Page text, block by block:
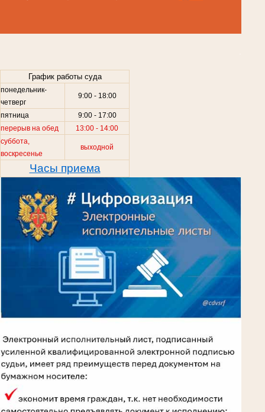
График работы суда
понедельник-
четверг
9:00 - 18:00
пятница
9:00 - 17:00
перерыв на обед
13:00 - 14:00
суббота,
воскресенье
выходной
Часы приема